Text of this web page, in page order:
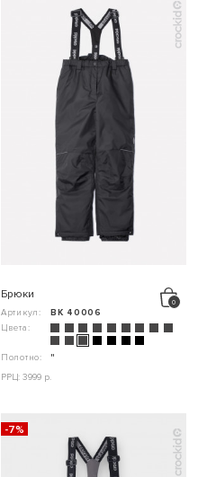
Брюки
Артикул:
ВК 40006
Цвета:
Полотно:
"
РРЦ: 3999 р.
-7%